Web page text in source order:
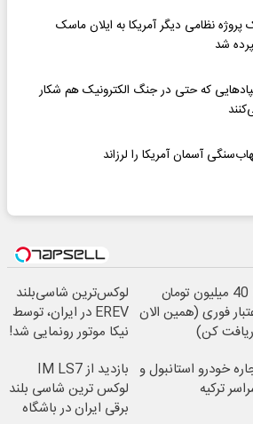
پروژه نظامی دیگر آمریکا به ایلان ماسک
شد
که حتی در جنگ الکترونیک هم شکار
آسمان آمریکا را لرزاند
تا 40 میلیون تومان
فوری (همین الان
کن)
لوکس‌ترین شاسی‌بلند
EREV در ایران، توسط
نیکا موتور رونمایی شد!
خودرو استانبول و
ترکیه
بازدید از IM LS7
لوکس ترین شاسی بلند
برقی ایران در باشگاه